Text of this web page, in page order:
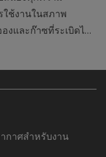
ใช้งานในสภาพ
งและก๊าซที่ระเบิดได้
กาศสำหรับงาน